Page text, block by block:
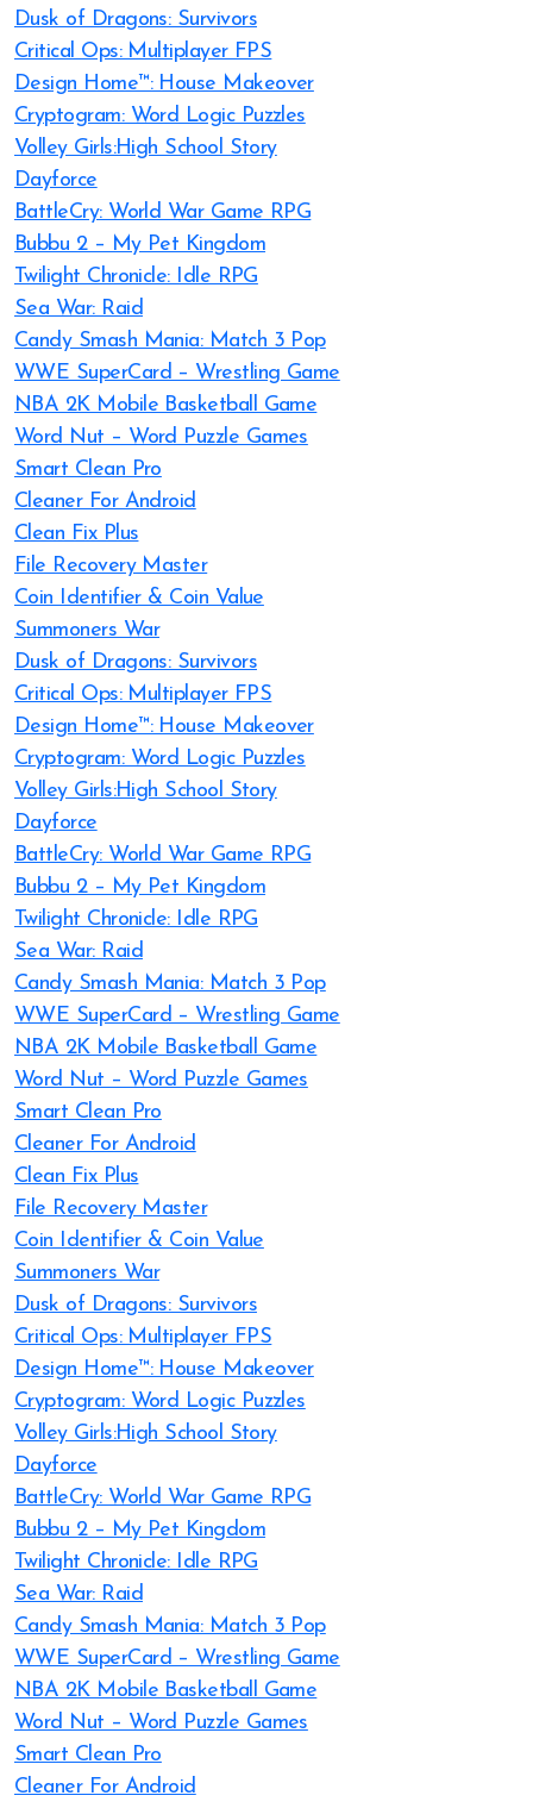
Dusk of Dragons: Survivors
Critical Ops: Multiplayer FPS
Design Home™: House Makeover
Cryptogram: Word Logic Puzzles
Volley Girls:High School Story
Dayforce
BattleCry: World War Game RPG
Bubbu 2 – My Pet Kingdom
Twilight Chronicle: Idle RPG
Sea War: Raid
Candy Smash Mania: Match 3 Pop
WWE SuperCard – Wrestling Game
NBA 2K Mobile Basketball Game
Word Nut – Word Puzzle Games
Smart Clean Pro
Cleaner For Android
Clean Fix Plus
File Recovery Master
Coin Identifier & Coin Value
Summoners War
Dusk of Dragons: Survivors
Critical Ops: Multiplayer FPS
Design Home™: House Makeover
Cryptogram: Word Logic Puzzles
Volley Girls:High School Story
Dayforce
BattleCry: World War Game RPG
Bubbu 2 – My Pet Kingdom
Twilight Chronicle: Idle RPG
Sea War: Raid
Candy Smash Mania: Match 3 Pop
WWE SuperCard – Wrestling Game
NBA 2K Mobile Basketball Game
Word Nut – Word Puzzle Games
Smart Clean Pro
Cleaner For Android
Clean Fix Plus
File Recovery Master
Coin Identifier & Coin Value
Summoners War
Dusk of Dragons: Survivors
Critical Ops: Multiplayer FPS
Design Home™: House Makeover
Cryptogram: Word Logic Puzzles
Volley Girls:High School Story
Dayforce
BattleCry: World War Game RPG
Bubbu 2 – My Pet Kingdom
Twilight Chronicle: Idle RPG
Sea War: Raid
Candy Smash Mania: Match 3 Pop
WWE SuperCard – Wrestling Game
NBA 2K Mobile Basketball Game
Word Nut – Word Puzzle Games
Smart Clean Pro
Cleaner For Android